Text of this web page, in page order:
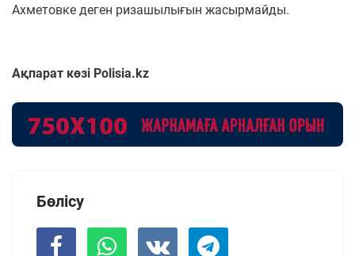
Ахметовке деген ризашылығын жасырмайды.
Ақпарат көзі Polisia.kz
Бөлісу